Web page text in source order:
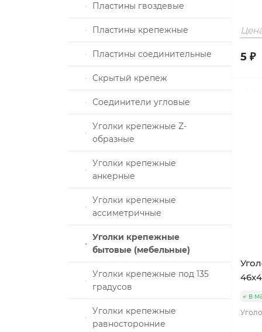
Пластины гвоздевые
Пластины крепежные
Пластины соединительные
Скрытый крепеж
Соединители угловые
Уголки крепежные Z-
образные
Уголки крепежные
анкерные
Уголки крепежные
ассиметричные
Уголки крепежные
бытовые (мебельные)
Уголки крепежные под 135
градусов
Уголки крепежные
равносторонние
5 ₽
в